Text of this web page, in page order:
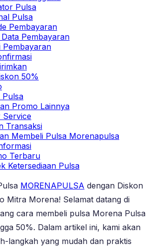
Pulsa
Pulsa
Pembayaran
Pembayaran
Pembayaran
50%
Pulsa
Promo Lainnya
Service
Transaksi
Membeli Pulsa Morenapulsa
Terbaru
Ketersediaan Pulsa
MORENAPULSA dengan Diskon
Mitra Morena! Selamat datang di
cara membeli pulsa Morena Pulsa
50%. Dalam artikel ini, kami akan
langkah yang mudah dan praktis